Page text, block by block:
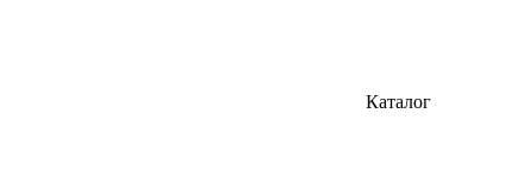
Каталог